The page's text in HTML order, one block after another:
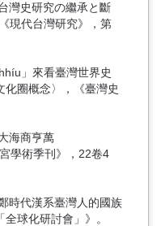
灣史研究の繼承と斷
現代台灣研究》，第
」來看臺灣世界史
圈概念〉，《臺灣史
海商亨萬
學術季刊》，22卷4
時代漢系臺灣人的國族
球化研討會」》。